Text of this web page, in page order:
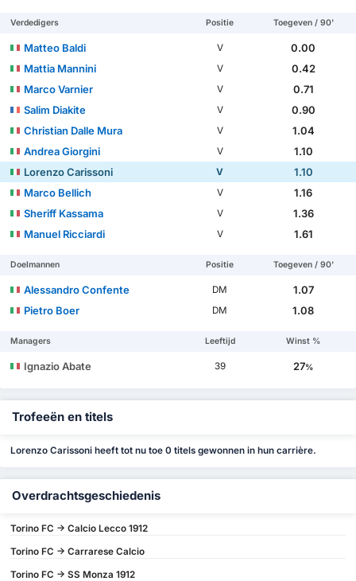
Verdedigers Positie Toegeven / 90'
Matteo Baldi V
0.00
Mattia Mannini
V
0.42
Marco Varnier
V
0.71
Salim Diakite
V
0.90
Christian Dalle Mura
V
1.04
Andrea Giorgini
V
1.10
Lorenzo Carissoni
V
1.10
Marco Bellich
V
1.16
Sheriff Kassama
V
1.36
Manuel Ricciardi
V 1.61
Doelmannen Positie Toegeven / 90'
Alessandro Confente DM
1.07
Pietro Boer
DM 1.08
Managers Leeftijd Winst %
Ignazio Abate 39 27%
Trofeeën en titels
Lorenzo Carissoni heeft tot nu toe 0 titels gewonnen in hun carrière.
Overdrachtsgeschiedenis
Torino FC -> Calcio Lecco 1912
Torino FC -> Carrarese Calcio
Torino FC -> SS Monza 1912